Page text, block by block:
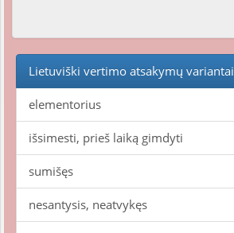
Lietuviški vertimo atsakymų variantai
elementorius
išsimesti, prieš laiką gimdyti
sumišęs
nesantysis, neatvykęs